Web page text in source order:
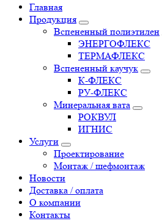
Главная
Продукция
Вспененный полиэтилен
ЭНЕРГОФЛЕКС
ТЕРМАФЛЕКС
Вспененный каучук
К-ФЛЕКС
РУ-ФЛЕКС
Минеральная вата
РОКВУЛ
ИГНИС
Услуги
Проектирование
Монтаж / шефмонтаж
Новости
Доставка / оплата
О компании
Контакты